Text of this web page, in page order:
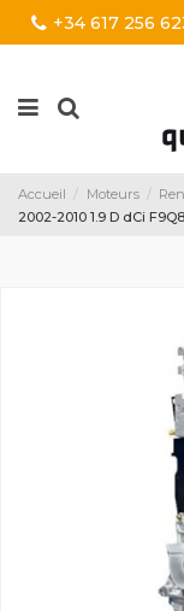
+34 617 256
Accueil Moteurs
2002-2010 1.9 D dCi